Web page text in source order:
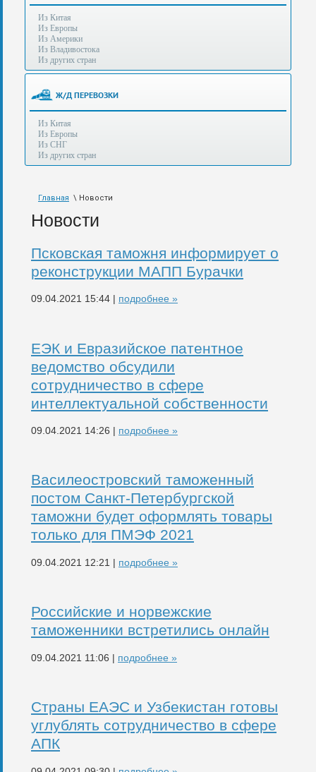
Таможенное
оформление
грузов
аэропортах
Москвы
Шереметьево,
Внуково,
также
авиа,
железной
Из Китая
Из Европы
Из Америки
Из Владивостока
Из других стран
Ж/Д ПЕРЕВОЗКИ
Из Китая
Из Европы
Из СНГ
Из других стран
Главная \ Новости
Новости
Псковская таможня информирует о
реконструкции МАПП Бурачки
09.04.2021 15:44 | подробнее »
ЕЭК и Евразийское патентное
ведомство обсудили
сотрудничество в сфере
интеллектуальной собственности
09.04.2021 14:26 | подробнее »
Василеостровский таможенный
постом Санкт-Петербургской
таможни будет оформлять товары
только для ПМЭФ 2021
09.04.2021 12:21 | подробнее »
Российские и норвежские
таможенники встретились онлайн
09.04.2021 11:06 | подробнее »
Страны ЕАЭС и Узбекистан готовы
углублять сотрудничество в сфере
АПК